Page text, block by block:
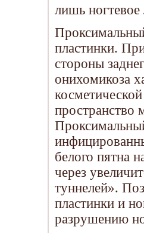
лишь
пластинки.
стороны
онихомикоза
пространство
белого пятна
через
туннелей».
пластинки и
разрушению